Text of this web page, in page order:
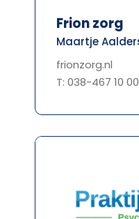
Frion zorg
Maartje
frionzorg.nl
T: 038-467 10 00